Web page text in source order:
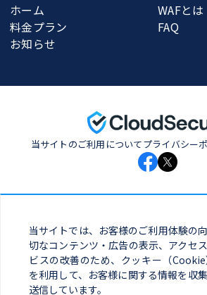
ホーム
WAFとは
料金プラン
FAQ
お知らせ
当サイトのご利用についてプライバシー
クラウドセキュアサイト シールは安心
当サイトでは、お客様のご利用体験の
切なコンテンツ・広告の表示、アクセ
ビスの改善のため、クッキー（
を利用して、お客様に関する情報を収
送信しています。